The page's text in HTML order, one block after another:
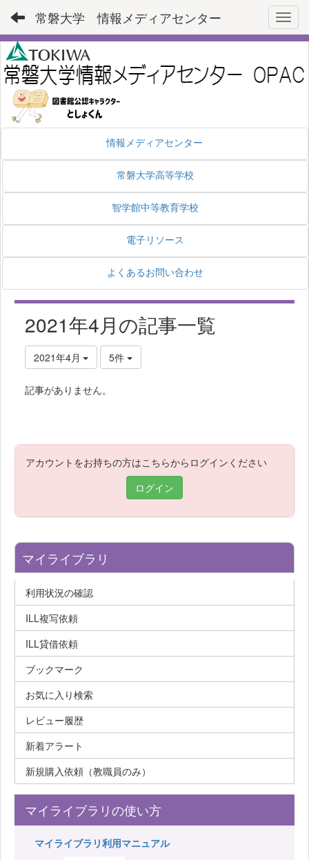
常磐大学 情報メディアセンター
情報メディアセンター
常磐大学高等学校
智学館中等教育学校
電子リソース
よくあるお問い合わせ
2021年4月の記事一覧
2021年4月 5件
記事がありません。
アカウントをお持ちの方はこちらからログインください
ログイン
マイライブラリ
利用状況の確認
ILL複写依頼
ILL貸借依頼
ブックマーク
お気に入り検索
レビュー履歴
新着アラート
新規購入依頼（教職員のみ）
マイライブラリの使い方
マイライブラリ利用マニュアル